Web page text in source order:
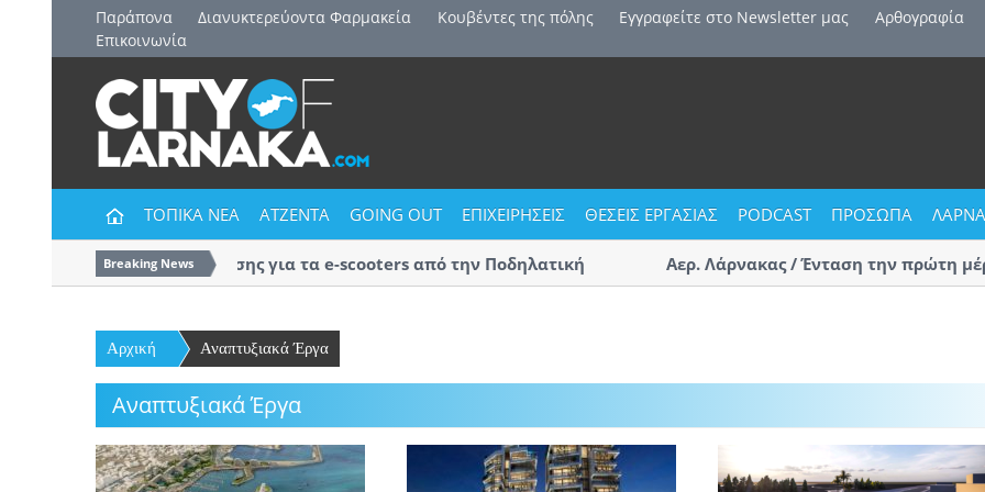
Παράπονα Διανυκτερεύοντα Φαρμακεία Kουβέντες της πόλης Εγγραφείτε στο Newsletter μας Αρθογραφία
Επικοινωνία
ΤΟΠΙΚΑ ΝΕΑ ΑΤΖΕΝΤΑ GOING OUT ΕΠΙΧΕΙΡΗΣΕΙΣ ΘΕΣΕΙΣ ΕΡΓΑΣΙΑΣ PODCAST ΠΡΟΣΩΠΑ
Breaking News
Εκστρατεία ενημέρωσης για τα e-scooters από την Ποδηλατική
Αστυνομία Λάρνακας
Αερ. Λάρνακας / Ένταση την πρώτη μέρα
αφίξεις – Επαγγελματίες οδηγοί
Αρχική Αναπτυξιακά Έργα
Αναπτυξιακά Έργα